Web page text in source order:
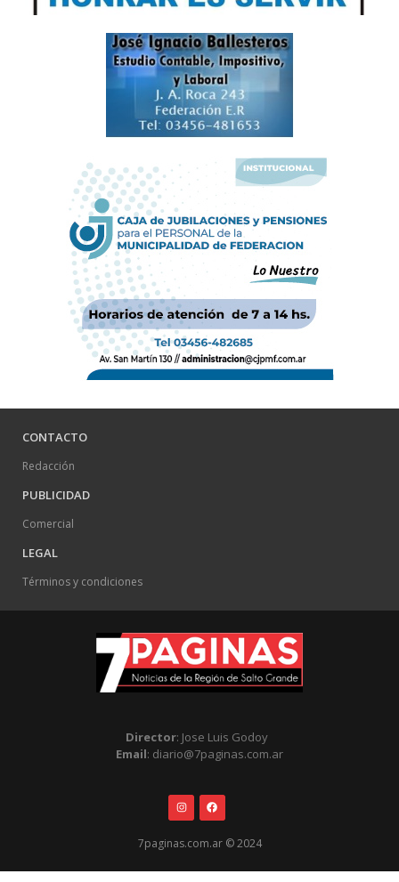
CONTACTO
Redacción
PUBLICIDAD
Comercial
LEGAL
Términos y condiciones
Director: Jose Luis Godoy
Email: diario@7paginas.com.ar
7paginas.com.ar © 2024